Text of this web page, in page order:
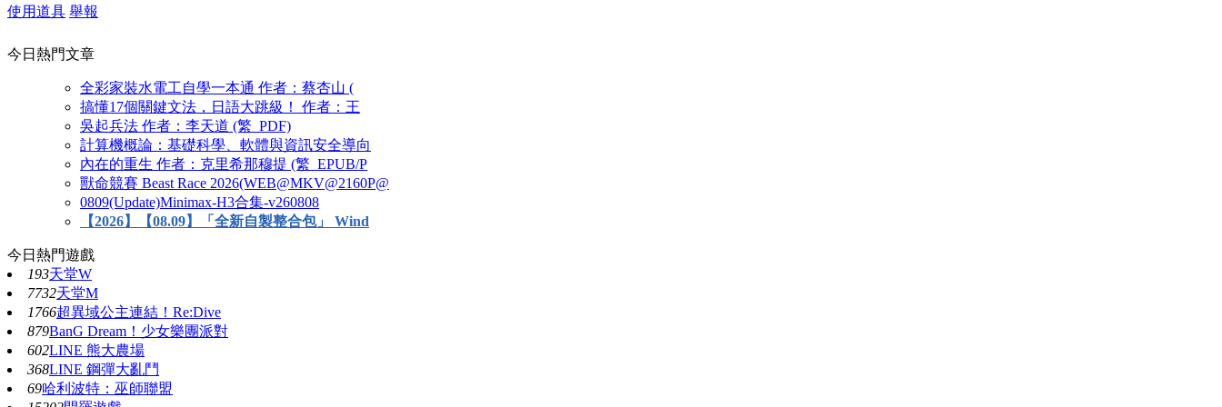
使用道具 舉報
今日熱門文章
全彩家裝水電工自學一本通 作者：蔡杏山 (
搞懂17個關鍵文法，日語大跳級！ 作者：王
吳起兵法 作者：李天道 (繁_PDF)
計算機概論：基礎科學、軟體與資訊安全導向
內在的重生 作者：克里希那穆提 (繁_EPUB/P
獸命競賽 Beast Race 2026(WEB@MKV@2160P@
0809(Update)Minimax-H3合集-v260808
【2026】【08.09】「全新自製整合包」 Wind
今日熱門遊戲
193天堂W
7732天堂M
1766超異域公主連結！Re:Dive
879BanG Dream！少女樂團派對
602LINE 熊大農場
368LINE 鋼彈大亂鬥
69哈利波特：巫師聯盟